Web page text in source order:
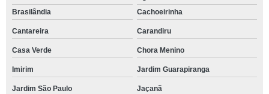
Brasilândia
Cachoeirinha
Cantareira Carandiru
Casa Verde Chora Menino
Imirim Jardim Guarapiranga
Jardim São Paulo Jaçanã